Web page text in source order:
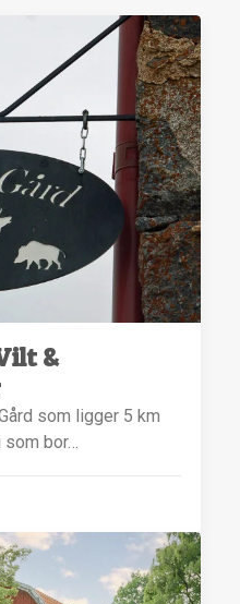
&
som ligger 5 km
som bor…